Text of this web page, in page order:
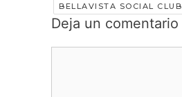
BELLAVISTA SOCIAL CLUB
Deja un comentario